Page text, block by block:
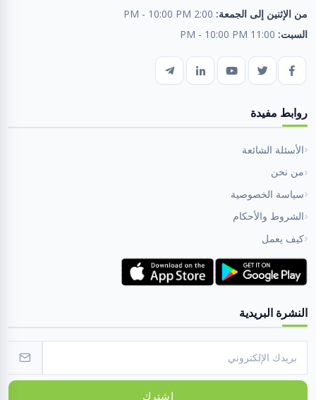
من الإثنين إلى الجمعة: 2:00 PM - 10:00 PM
السبت: 11:00 PM - 10:00 PM
روابط مفيدة
الأسئلة الشائعة
من نحن
سياسة الخصوصية
الشروط والأحكام
كيف يعمل
النشرة البريدية
اشترك